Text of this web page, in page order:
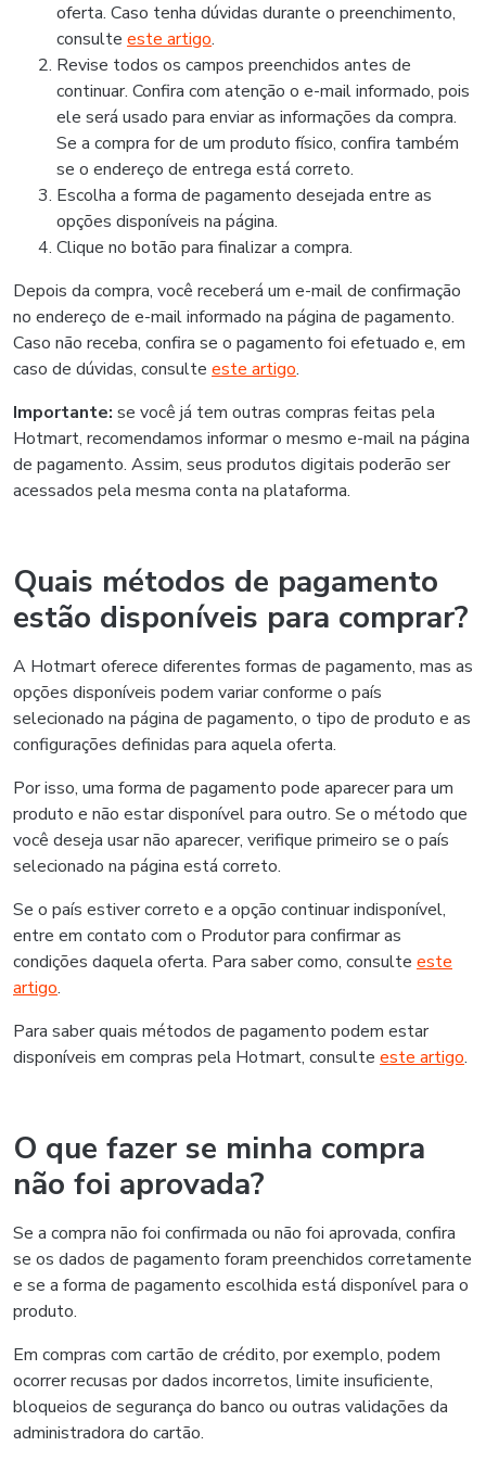
oferta. Caso tenha dúvidas durante o preenchimento,
consulte este artigo.
Revise todos os campos preenchidos antes de
continuar. Confira com atenção o e-mail informado, pois
ele será usado para enviar as informações da compra.
Se a compra for de um produto físico, confira também
se o endereço de entrega está correto.
Escolha a forma de pagamento desejada entre as
opções disponíveis na página.
Clique no botão para finalizar a compra.
Depois da compra, você receberá um e-mail de confirmação
no endereço de e-mail informado na página de pagamento.
Caso não receba, confira se o pagamento foi efetuado e, em
caso de dúvidas, consulte este artigo.
Importante: se você já tem outras compras feitas pela
Hotmart, recomendamos informar o mesmo e-mail na página
de pagamento. Assim, seus produtos digitais poderão ser
acessados pela mesma conta na plataforma.
Quais métodos de pagamento
estão disponíveis para comprar?
A Hotmart oferece diferentes formas de pagamento, mas as
opções disponíveis podem variar conforme o país
selecionado na página de pagamento, o tipo de produto e as
configurações definidas para aquela oferta.
Por isso, uma forma de pagamento pode aparecer para um
produto e não estar disponível para outro. Se o método que
você deseja usar não aparecer, verifique primeiro se o país
selecionado na página está correto.
Se o país estiver correto e a opção continuar indisponível,
entre em contato com o Produtor para confirmar as
condições daquela oferta. Para saber como, consulte este
artigo.
Para saber quais métodos de pagamento podem estar
disponíveis em compras pela Hotmart, consulte este artigo.
O que fazer se minha compra
não foi aprovada?
Se a compra não foi confirmada ou não foi aprovada, confira
se os dados de pagamento foram preenchidos corretamente
e se a forma de pagamento escolhida está disponível para o
produto.
Em compras com cartão de crédito, por exemplo, podem
ocorrer recusas por dados incorretos, limite insuficiente,
bloqueios de segurança do banco ou outras validações da
administradora do cartão.